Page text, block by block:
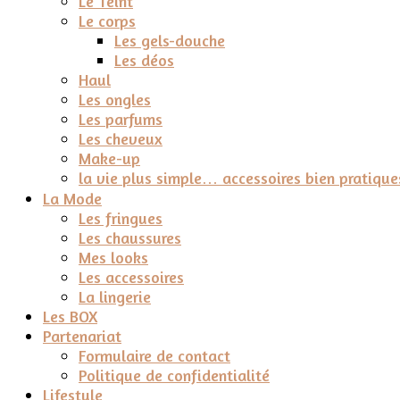
Le corps
Les gels-douche
Les déos
Haul
Les ongles
Les parfums
Les cheveux
Make-up
la vie plus simple… accessoires bien
La Mode
Les fringues
Les chaussures
Mes looks
Les accessoires
La lingerie
Les BOX
Partenariat
Formulaire de contact
Politique de confidentialité
Lifestyle